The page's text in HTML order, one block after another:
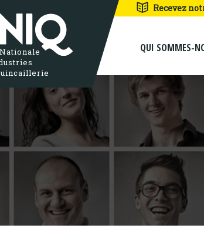
Recevez
QUI SOMMES-